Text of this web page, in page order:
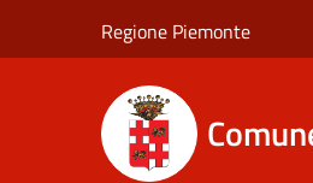
Regione Piemonte